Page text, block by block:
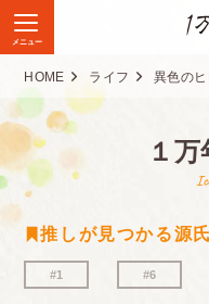
メニュー
HOME ライフ 異色のヒロ
１
推しが見つかる源
#1 #6